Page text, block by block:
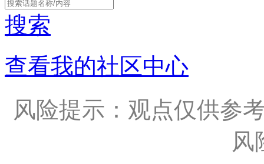
搜索
查看我的社区中心
风险提示：观点仅供参
风